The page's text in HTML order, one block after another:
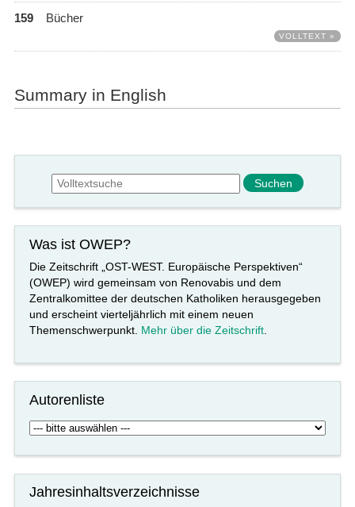
159 Bücher
VOLLTEXT »
Summary in English
Suchformular
Suche
Was ist OWEP?
Die Zeitschrift „OST-WEST. Europäische Perspektiven“
(OWEP) wird gemeinsam von Renovabis und dem
Zentralkomittee der deutschen Katholiken herausgegeben
und erscheint vierteljährlich mit einem neuen
Themenschwerpunkt. Mehr über die Zeitschrift
Autorenliste
Jahresinhaltsverzeichnisse